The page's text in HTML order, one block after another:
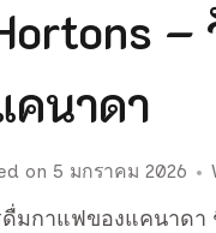
คนาดา
on 5 มกราคม 2026
มกาแฟของแคนาด